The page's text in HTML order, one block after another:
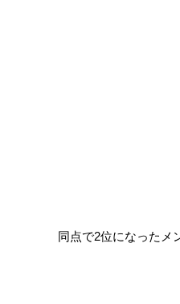
同点で2位になったメ